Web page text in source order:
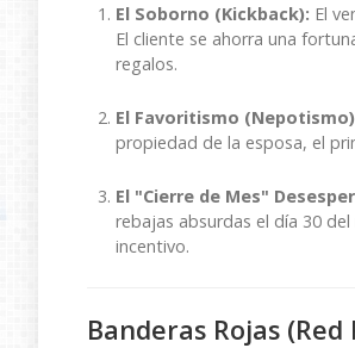
El Soborno (Kickback): El
El cliente se ahorra una
regalos.
El Favoritismo
propiedad de la esposa, el
El "Cierre de Mes"
rebajas absurdas el día 30
incentivo.
Banderas Rojas